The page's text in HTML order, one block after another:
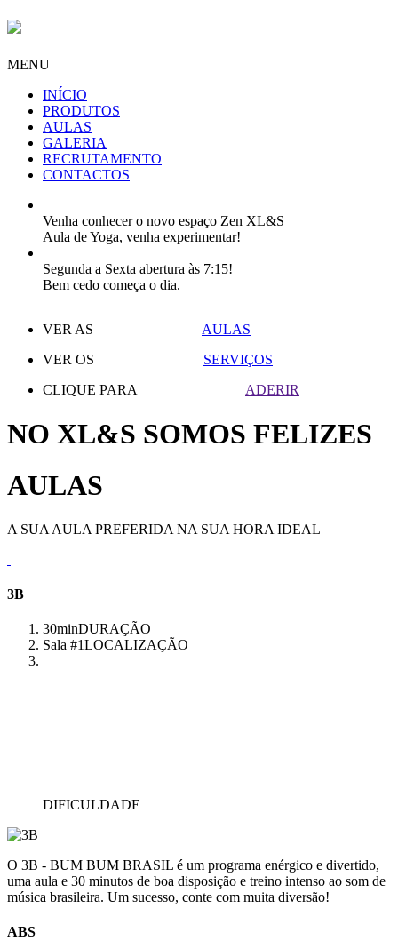
MENU
INÍCIO
PRODUTOS
AULAS
GALERIA
RECRUTAMENTO
CONTACTOS
Venha conhecer o novo espaço Zen XL&S
Aula de Yoga, venha experimentar!
Segunda a Sexta abertura às 7:15!
Bem cedo começa o dia.
VER AS
AULAS
VER OS
SERVIÇOS
CLIQUE PARA
ADERIR
NO XL&S SOMOS FELIZES
AULAS
A SUA AULA PREFERIDA NA SUA HORA IDEAL
3B
30minDURAÇÃO
Sala #1LOCALIZAÇÃO
DIFICULDADE
O 3B - BUM BUM BRASIL é um programa enérgico e divertido,
uma aula e 30 minutos de boa disposição e treino intenso ao som de
música brasileira. Um sucesso, conte com muita diversão!
ABS